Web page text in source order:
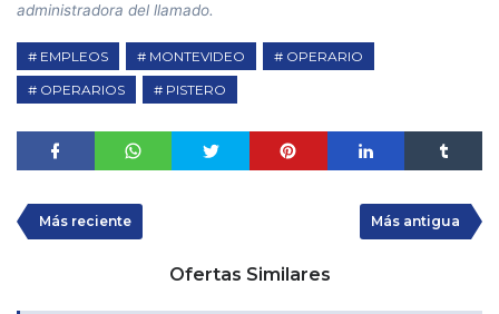
administradora del llamado.
EMPLEOS MONTEVIDEO
OPERARIO
OPERARIOS
PISTERO
Más reciente Más antigua
Ofertas Similares